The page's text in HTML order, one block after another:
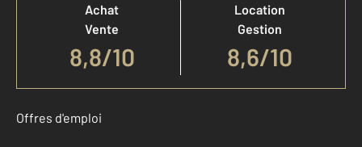
Achat
Vente
8,8/10
Location
Gestion
8,6/10
Offres d'emploi